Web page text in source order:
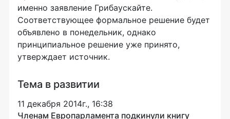
именно заявление Грибаускайте.
Соответствующее формальное решение будет
объявлено в понедельник, однако
принципиальное решение уже принято,
утверждает источник.
Тема в развитии
11 декабря 2014г., 16:38
Членам Европарламента подкинули книгу